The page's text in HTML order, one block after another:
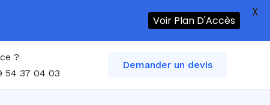
?
54 37 04 03
Demander un devis
Voir Plan D'Accès
X